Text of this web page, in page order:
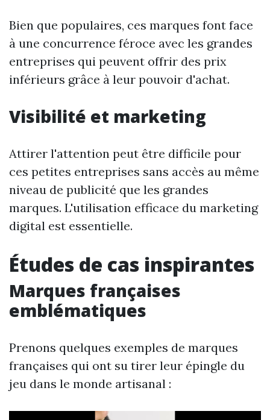
Bien que populaires, ces marques font face
à une concurrence féroce avec les grandes
entreprises qui peuvent offrir des prix
inférieurs grâce à leur pouvoir d'achat.
Visibilité et marketing
Attirer l'attention peut être difficile pour
ces petites entreprises sans accès au même
niveau de publicité que les grandes
marques. L'utilisation efficace du marketing
digital est essentielle.
Études de cas inspirantes
Marques françaises
emblématiques
Prenons quelques exemples de marques
françaises qui ont su tirer leur épingle du
jeu dans le monde artisanal :